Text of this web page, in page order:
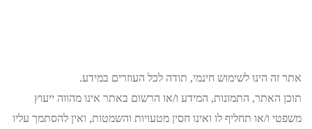
אתר זה הינו לשימוש חינמי, תודה לכל העוזרים במידע.
תוכן האתר, התמונות, המידע ו/או הרשום באתר אינו מהווה ייעוץ
משפטי ו/או תחליף לו ואינו חסין מטעויות והשמטות, ואין להסתמך עליו